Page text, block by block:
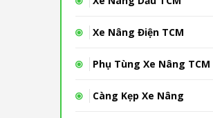
Xe Nâng Điện TCM
Phụ Tùng Xe Nâng TCM
Càng Kẹp Xe Nâng